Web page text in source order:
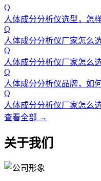
Q
人体成分分析仪选型，怎
Q
人体成分分析仪厂家怎么
Q
人体成分分析仪厂家怎么
Q
人体成分分析仪品牌，如
Q
人体成分分析仪厂家怎么
查看全部 →
关于我们